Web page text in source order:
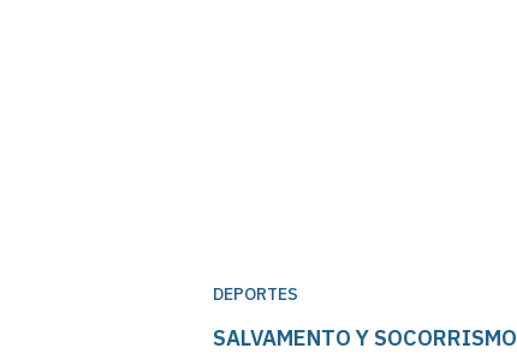
DEPORTES
SALVAMENTO Y SOCORRISMO